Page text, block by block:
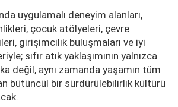
uygulamalı deneyim alanları,
çocuk atölyeleri, çevre
girişimcilik buluşmaları ve iyi
sıfır atık yaklaşımının yalnızca
değil, aynı zamanda yaşamın tüm
bütüncül bir sürdürülebilirlik kültürü